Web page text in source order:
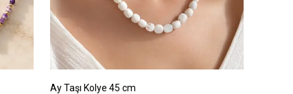
Ay Taşı Kolye 45 cm